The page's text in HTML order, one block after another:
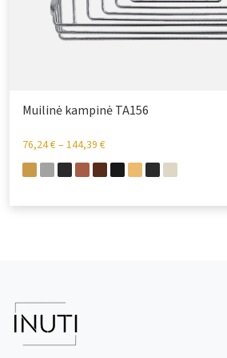
Muilinė kampinė TA156
76,24€– 144,39 €